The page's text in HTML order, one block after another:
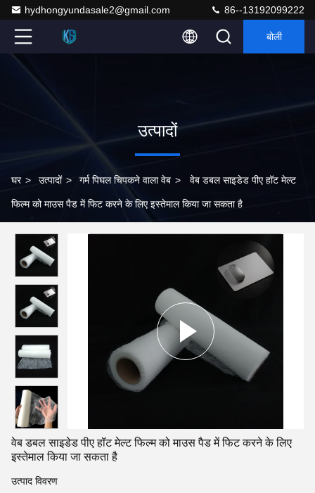
hydhongyundasale2@gmail.com 86--13192099222
बोली
उत्पादों
घर > उत्पादों > गर्म पिघल चिपकने वाला वेब > वेब डबल साइडेड पीए हॉट मेल्ट
फिल्म को माउस पैड में फिट करने के लिए इस्तेमाल किया जा सकता है
वेब डबल साइडेड पीए हॉट मेल्ट फिल्म को माउस पैड में फिट करने के लिए
इस्तेमाल किया जा सकता है
उत्पाद विवरण